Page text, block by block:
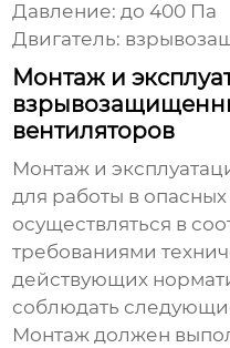
Давление: до 400 Па
Двигатель:
Монтаж и
вентиляторов
Монтаж и
для работы в опасных
осуществляться в
требованиями
действующих
соблюдать
Монтаж должен